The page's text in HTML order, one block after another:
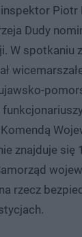
Piotr
Dudy
W spotkaniu
znajduje się
rzecz